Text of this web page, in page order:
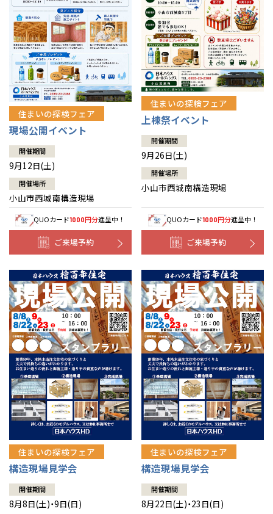
住まいの探検フェア
現場公開イベント
開催期間
9月12日(土)
開催場所
小山市西城南構造現場
QUOカード1000円分進呈中！
ご来場予約
住まいの探検フェア
上棟祭イベント
開催期間
9月26日(土)
開催場所
小山市西城南構造現場
QUOカード1000円分進呈中！
ご来場予約
住まいの探検フェア
構造現場見学会
開催期間
8月8日(土)・9日(日)
住まいの探検フェア
構造現場見学会
開催期間
8月22日(土)・23日(日)